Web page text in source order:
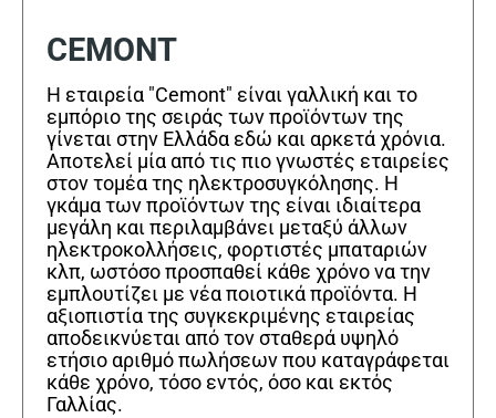
CEMONT
Η εταιρεία "Cemont" είναι γαλλική και το
εμπόριο της σειράς των προϊόντων της
γίνεται στην Ελλάδα εδώ και αρκετά χρόνια.
Αποτελεί μία από τις πιο γνωστές εταιρείες
στον τομέα της ηλεκτροσυγκόλησης. Η
γκάμα των προϊόντων της είναι ιδιαίτερα
μεγάλη και περιλαμβάνει μεταξύ άλλων
ηλεκτροκολλήσεις, φορτιστές μπαταριών
κλπ, ωστόσο προσπαθεί κάθε χρόνο να την
εμπλουτίζει με νέα ποιοτικά προϊόντα. Η
αξιοπιστία της συγκεκριμένης εταιρείας
αποδεικνύεται από τον σταθερά υψηλό
ετήσιο αριθμό πωλήσεων που καταγράφεται
κάθε χρόνο, τόσο εντός, όσο και εκτός
Γαλλίας.